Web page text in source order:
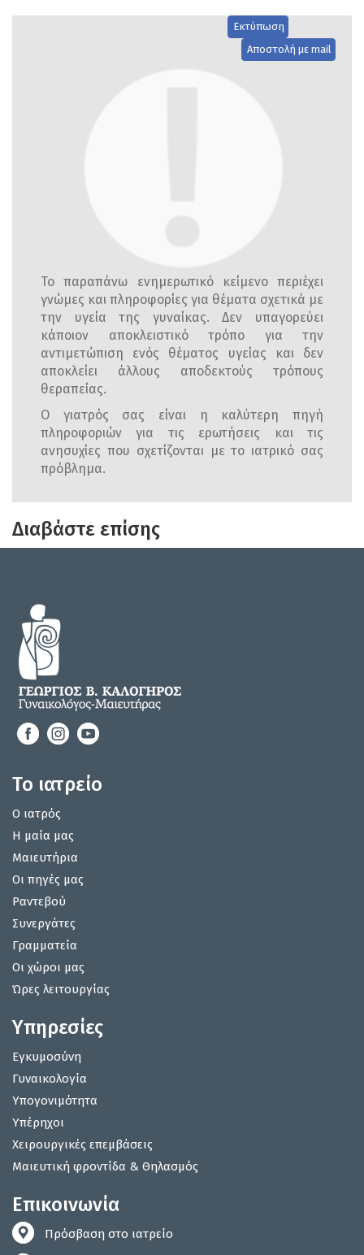
Εκτύπωση
Αποστολή με mail
Το παραπάνω ενημερωτικό κείμενο περιέχει
γνώμες και πληροφορίες για θέματα σχετικά με
την υγεία της γυναίκας. Δεν υπαγορεύει
κάποιον αποκλειστικό τρόπο για την
αντιμετώπιση ενός θέματος υγείας και δεν
αποκλείει άλλους αποδεκτούς τρόπους
θεραπείας.
Ο γιατρός σας είναι η καλύτερη πηγή
πληροφοριών για τις ερωτήσεις και τις
ανησυχίες που σχετίζονται με το ιατρικό σας
πρόβλημα.
Διαβάστε επίσης
Το ιατρείο
Ο ιατρός
Η μαία μας
Μαιευτήρια
Οι πηγές μας
Ραντεβού
Συνεργάτες
Γραμματεία
Οι χώροι μας
Ώρες λειτουργίας
Υπηρεσίες
Εγκυμοσύνη
Γυναικολογία
Υπογονιμότητα
Υπέρηχοι
Χειρουργικές επεμβάσεις
Μαιευτική φροντίδα & Θηλασμός
Επικοινωνία
Πρόσβαση στο ιατρείο